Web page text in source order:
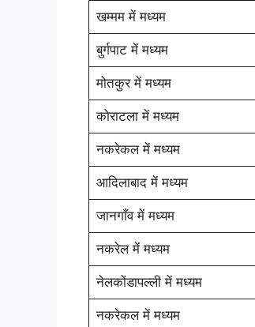
खम्मम में मध्यम
बुर्गपाट में मध्यम
मोतकुर में मध्यम
कोराटला में मध्यम
नकरेकल में मध्यम
आदिलाबाद में मध्यम
जानगाँव में मध्यम
नकरेल में मध्यम
नेलकोंडापल्ली में मध्यम
नकरेकल में मध्यम